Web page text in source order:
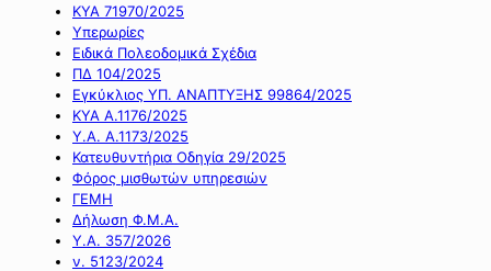
ΚΥΑ 71970/2025
Υπερωρίες
Ειδικά Πολεοδομικά Σχέδια
ΠΔ 104/2025
Εγκύκλιος ΥΠ. ΑΝΑΠΤΥΞΗΣ 99864/2025
ΚΥΑ Α.1176/2025
Υ.Α. Α.1173/2025
Κατευθυντήρια Οδηγία 29/2025
Φόρος μισθωτών υπηρεσιών
ΓΕΜΗ
Δήλωση Φ.Μ.Α.
Υ.Α. 357/2026
ν. 5123/2024